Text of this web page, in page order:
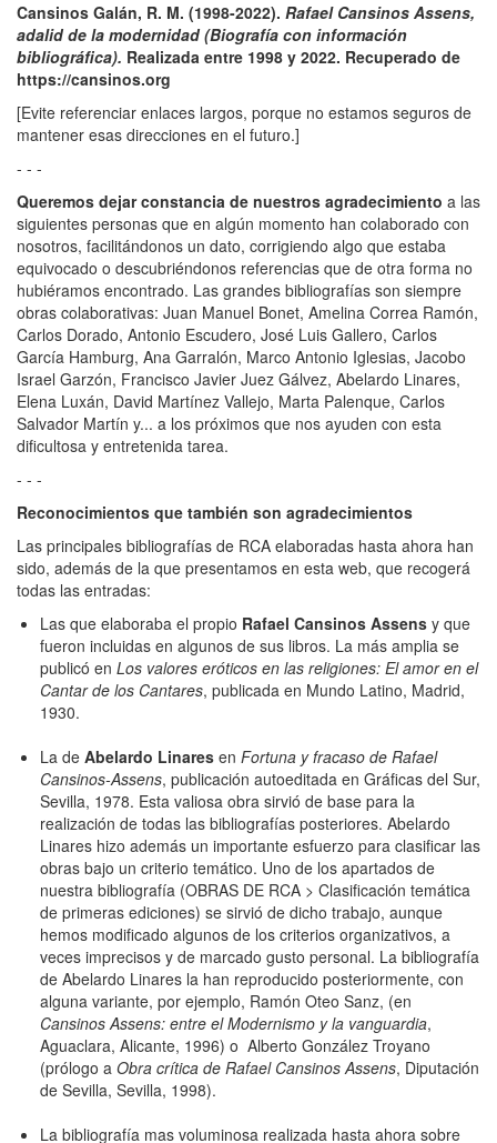
Cansinos Galán, R. M. (1998-2022). Rafael Cansinos Assens,
adalid de la modernidad (Biografía con información
bibliográfica). Realizada entre 1998 y 2022. Recuperado de
https://cansinos.org
[Evite referenciar enlaces largos, porque no estamos seguros de
mantener esas direcciones en el futuro.]
- - -
Queremos dejar constancia de nuestros agradecimiento a las
siguientes personas que en algún momento han colaborado con
nosotros, facilitándonos un dato, corrigiendo algo que estaba
equivocado o descubriéndonos referencias que de otra forma no
hubiéramos encontrado. Las grandes bibliografías son siempre
obras colaborativas: Juan Manuel Bonet, Amelina Correa Ramón,
Carlos Dorado, Antonio Escudero, José Luis Gallero, Carlos
García Hamburg, Ana Garralón, Marco Antonio Iglesias, Jacobo
Israel Garzón, Francisco Javier Juez Gálvez, Abelardo Linares,
Elena Luxán, David Martínez Vallejo, Marta Palenque, Carlos
Salvador Martín y... a los próximos que nos ayuden con esta
dificultosa y entretenida tarea.
- - -
Reconocimientos que también son agradecimientos
Las principales bibliografías de RCA elaboradas hasta ahora han
sido, además de la que presentamos en esta web, que recogerá
todas las entradas:
Las que elaboraba el propio Rafael Cansinos Assens y que
fueron incluidas en algunos de sus libros. La más amplia se
publicó en Los valores eróticos en las religiones: El amor en el
Cantar de los Cantares, publicada en Mundo Latino, Madrid,
1930.
La de Abelardo Linares en Fortuna y fracaso de Rafael
Cansinos-Assens, publicación autoeditada en Gráficas del Sur,
Sevilla, 1978. Esta valiosa obra sirvió de base para la
realización de todas las bibliografías posteriores. Abelardo
Linares hizo además un importante esfuerzo para clasificar las
obras bajo un criterio temático. Uno de los apartados de
nuestra bibliografía (OBRAS DE RCA > Clasificación temática
de primeras ediciones) se sirvió de dicho trabajo, aunque
hemos modificado algunos de los criterios organizativos, a
veces imprecisos y de marcado gusto personal. La bibliografía
de Abelardo Linares la han reproducido posteriormente, con
alguna variante, por ejemplo, Ramón Oteo Sanz, (en
Cansinos Assens: entre el Modernismo y la vanguardia,
Aguaclara, Alicante, 1996) o Alberto González Troyano
(prólogo a Obra crítica de Rafael Cansinos Assens, Diputación
de Sevilla, Sevilla, 1998).
La bibliografía mas voluminosa realizada hasta ahora sobre